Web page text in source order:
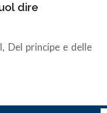
dire
Del principe e delle